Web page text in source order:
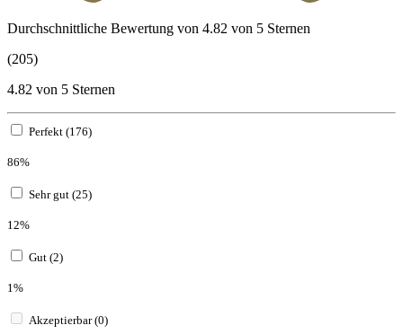
Durchschnittliche Bewertung von 4.82 von 5 Sternen
(205)
4.82 von 5 Sternen
Perfekt (176)
86%
Sehr gut (25)
12%
Gut (2)
1%
Akzeptierbar (0)